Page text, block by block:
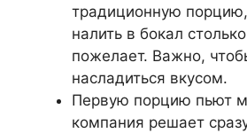
традиционную
налить в бокал
пожелает. Важно,
насладиться вкусом.
Первую порцию пьют
компания решает